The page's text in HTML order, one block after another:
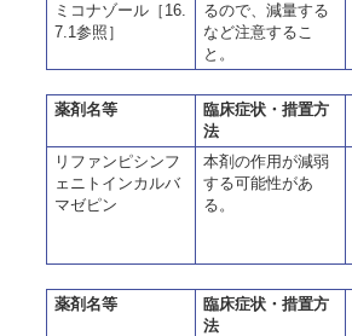
ミコナゾール［16.
7.1参照］
るので、減量する
など注意するこ
と。
薬剤名等
臨床症状・措置方
法
リファンピシンフ
ェニトインカルバ
マゼピン
本剤の作用が減弱
する可能性があ
る。
薬剤名等
臨床症状・措置方
法